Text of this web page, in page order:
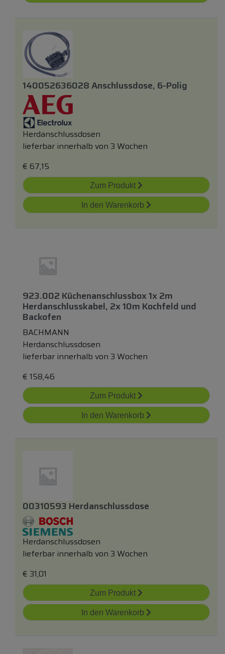
140052636028 Anschlussdose, 6-Polig
Herdanschlussdosen
lieferbar innerhalb von 3 Wochen
€ 67,15
Zum Produkt
In den Warenkorb
923.002 Küchenanschlussbox 1x 2m
Herdanschlusskabel, 2x 10m Kochfeld und
Backofen
BACHMANN
Herdanschlussdosen
lieferbar innerhalb von 3 Wochen
€ 158,46
Zum Produkt
In den Warenkorb
00310593 Herdanschlussdose
Herdanschlussdosen
lieferbar innerhalb von 3 Wochen
€ 31,01
Zum Produkt
In den Warenkorb